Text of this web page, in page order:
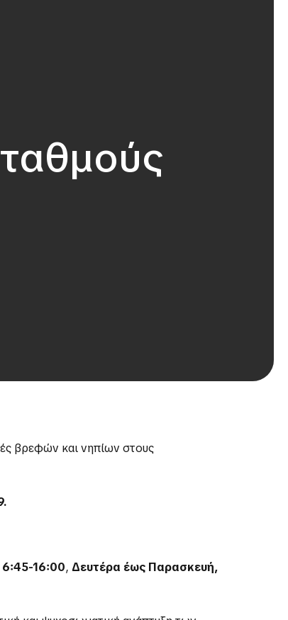
βρεφών και νηπίων στους
6:45-16:00, Δευτέρα έως Παρασκευή,